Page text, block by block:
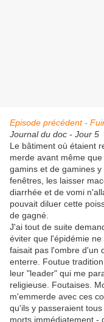
Episode précédent -
Journal du doc - Jour 5
Le bâtiment où étaient
merde avant même
gamins et de gamines
fenêtres, les laisser
diarrhée et de vomi
pouvait diluer cette
de gagné.
J'ai tout de suite
éviter que l'épidémie
faisait pas l'ombre d'un
enterre. Foutue
leur "leader" qui me
religieuse. Foutaises.
m'emmerde avec ces
qu'ils y passeraient
morts immédiatement -